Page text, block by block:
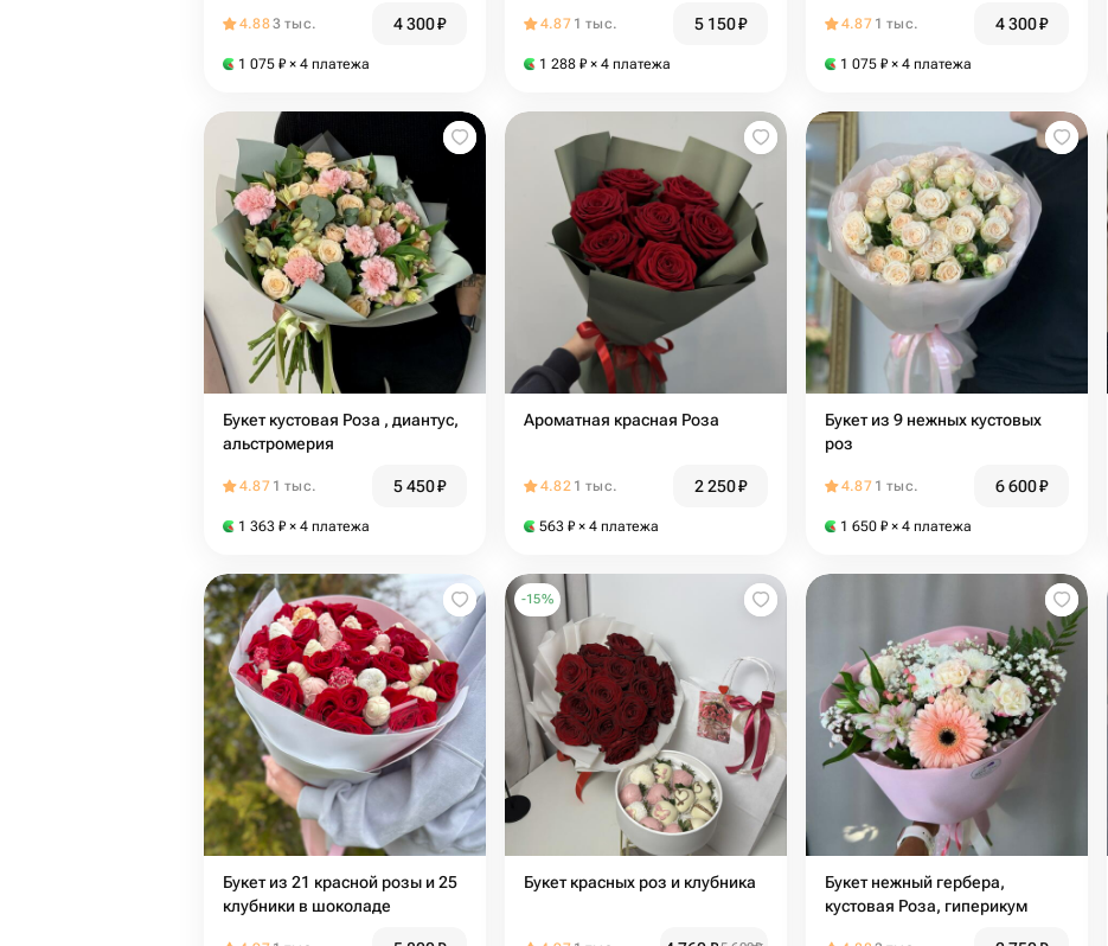
4.883 тыс. 4 300₽
1 075 ₽ × 4 платежа
4.87 1 тыс. 5 150₽
1 288 ₽ × 4 платежа
4.87 1 тыс. 4 300₽
1 075 ₽ × 4 платежа
Букет кустовая Роза , диантус,
альстромерия
4.87 1 тыс. 5 450₽
1 363 ₽ × 4 платежа
Ароматная красная Роза
4.82 1 тыс. 2 250₽
563 ₽ × 4 платежа
Букет из 9 нежных кустовых
роз
4.87 1 тыс. 6 600₽
1 650 ₽ × 4 платежа
Букет из 21 красной розы и 25
клубники в шоколаде
-15%
Букет красных роз и клубника
Букет нежный гербера,
кустовая Роза, гиперикум